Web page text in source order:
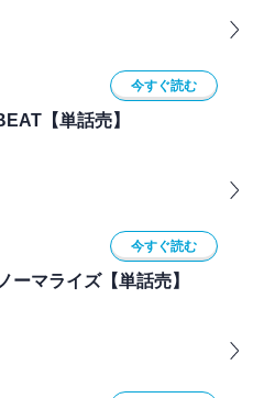
今すぐ読む
【単話売】
今すぐ読む
ーマライズ【単話売】